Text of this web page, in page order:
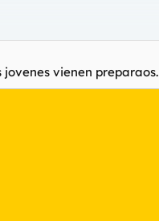
vienen preparaos.